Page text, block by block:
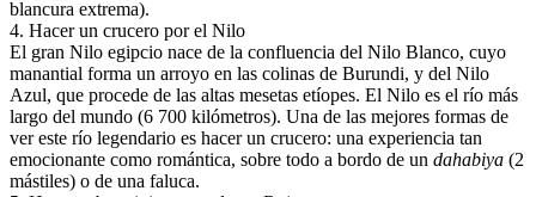
blancura extrema).
4. Hacer un crucero por el Nilo
El gran Nilo egipcio nace de la confluencia del Nilo Blanco, cuyo
manantial forma un arroyo en las colinas de Burundi, y del Nilo
Azul, que procede de las altas mesetas etíopes. El Nilo es el río más
largo del mundo (6 700 kilómetros). Una de las mejores formas de
ver este río legendario es hacer un crucero: una experiencia tan
emocionante como romántica, sobre todo a bordo de un dahabiya (2
mástiles) o de una faluca.